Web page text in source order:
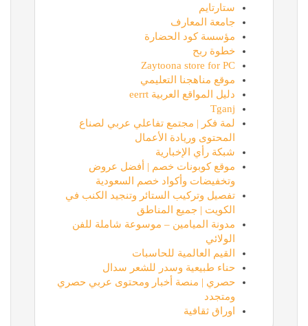
ستارتايم
جامعة المعارف
مؤسسة كود الحضارة
خطوة ربح
Zaytoona store for PC
موقع مناهجنا التعليمي
دليل المواقع العربية eerrt
Tganj
لمة فكر | مجتمع تفاعلي عربي لصناع
المحتوى وريادة الأعمال
شبكة رأي الإخبارية
موقع كوبونات خصم | أفضل عروض
وتخفيضات وأكواد خصم السعودية
تفصيل وتركيب الستائر وتنجيد الكنب في
الكويت | جميع المناطق
مدونة الميامين – موسوعة شاملة للفن
الولائي
القيم العالمية للحاسبات
حناء طبيعية وسدر للشعر سدال
حصري | منصة أخبار ومحتوى عربي حصري
ومتجدد
اوراق ثقافية